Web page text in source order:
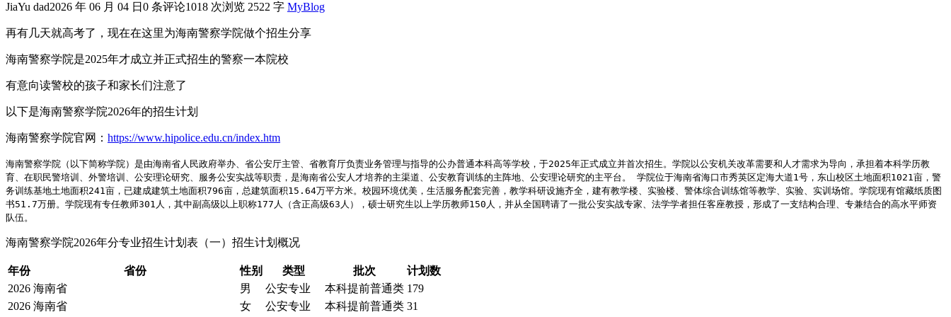
JiaYu dad2026 年 06 月 04 日 0 条评论1018 次浏览 2522 字 MyBlog
再有几天就高考了，现在在这里为海南警察学院做个招生分享
海南警察学院是2025年才成立并正式招生的警察一本院校
有意向读警校的孩子和家长们注意了
以下是海南警察学院2026年的招生计划
海南警察学院官网： https://www.hipolice.edu.cn/index.htm
海南警察学院（以下简称学院）是由海南省人民政府举办、省公安厅主管、省教育厅负责业务管理与指导的公办普通本科高等学校，于2025年正式成立并首次招生。学院以公安机关改革需要和人才需求为导向，承担着本科学历教
育、在职民警培训、外警培训、公安理论研究、服务公安实战等职责，是海南省公安人才培养的主渠道、公安教育训练的主阵地、公安理论研究的主平台。 学院位于海南省海口市秀英区定海大道1号，东山校区土地面积1021亩，警
务训练基地土地面积241亩，已建成建筑土地面积796亩，总建筑面积15.64万平方米。校园环境优美，生活服务配套完善，教学科研设施齐全，建有教学楼、实验楼、警体综合训练馆等教学、实验、实训场馆。学院现有馆藏纸质图
书51.7万册。学院现有专任教师301人，其中副高级以上职称177人（含正高级63人），硕士研究生以上学历教师150人，并从全国聘请了一批公安实战专家、法学学者担任客座教授，形成了一支结构合理、专兼结合的高水平师资
队伍。
海南警察学院2026年分专业招生计划表（一）招生计划概况
年份 省份 性别 类型 批次
计划数
2026 海南省 男 公安专业 本科提前普通类 179
2026 海南省 女 公安专业 本科提前普通类 31